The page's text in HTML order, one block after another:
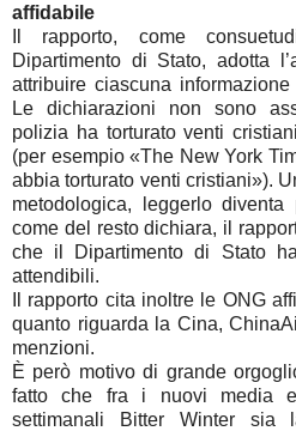
affidabile
Il rapporto, come
Dipartimento di Stato, adotta
attribuire ciascuna
Le dichiarazioni non sono
polizia ha torturato venti
(per esempio «The New York
abbia torturato venti cristiani»).
metodologica, leggerlo
come del resto dichiara, il
che il Dipartimento di Stato
attendibili.
Il rapporto cita inoltre le ONG
quanto riguarda la Cina,
menzioni.
È però motivo di grande
fatto che fra i nuovi media
settimanali Bitter Winter sia